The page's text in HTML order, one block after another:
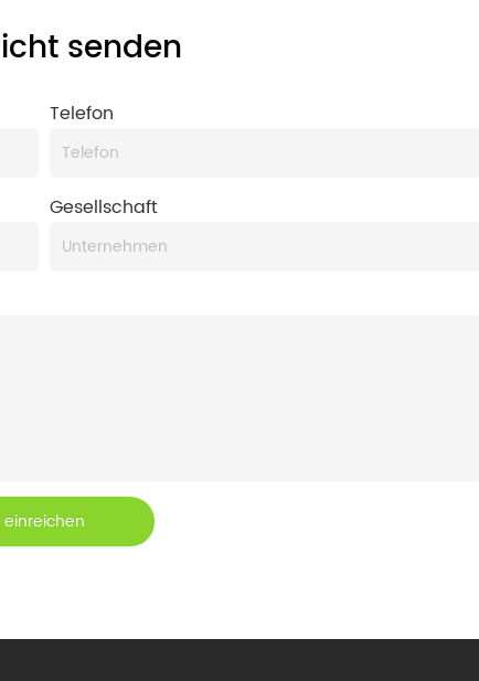
senden
Telefon
Gesellschaft
einreichen